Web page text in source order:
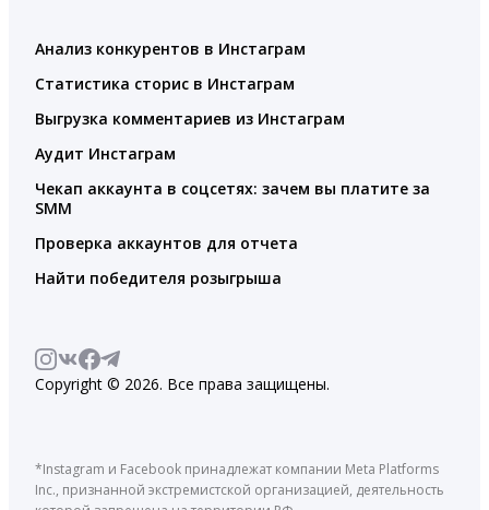
Анализ конкурентов в Инстаграм
Статистика сторис в Инстаграм
Выгрузка комментариев из Инстаграм
Аудит Инстаграм
Чекап аккаунта в соцсетях: зачем вы платите за
SMM
Проверка аккаунтов для отчета
Найти победителя розыгрыша
Copyright © 2026. Все права защищены.
*Instagram и Facebook принадлежат компании Meta Platforms
Inc., признанной экстремистской организацией, деятельность